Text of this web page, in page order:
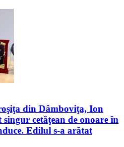
din Dâmboviţa, Ion
cetăţean de onoare în
Edilul s-a arătat